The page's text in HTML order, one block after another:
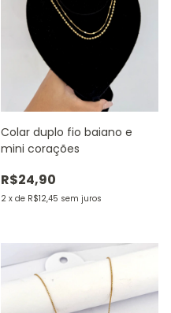
Colar duplo fio baiano e
mini corações
R$24,90
2 x de R$12,45 sem juros